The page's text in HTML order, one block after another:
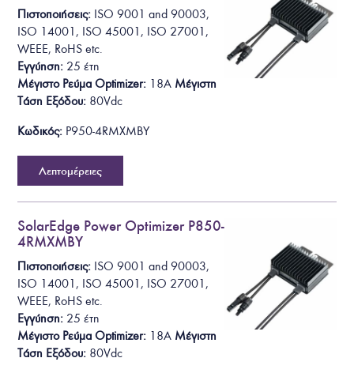
Πιστοποιήσεις: ISO 9001 and 90003,
ISO 14001, ISO 45001, ISO 27001,
WEEE, RoHSetc.
Εγγύηση: 25 έτη
Μέγιστο Ρεύμα Optimizer: 18A Μέγιστη
Τάση Εξόδου: 80Vdc
Κωδικός: P950-4RMXMBY
Λεπτομέρειες
SolarEdge Power Optimizer P850-
4RMXMBY
Πιστοποιήσεις: ISO 9001 and 90003,
ISO 14001, ISO 45001, ISO 27001,
WEEE, RoHSetc.
Εγγύηση: 25 έτη
Μέγιστο Ρεύμα Optimizer: 18A Μέγιστη
Τάση Εξόδου: 80Vdc